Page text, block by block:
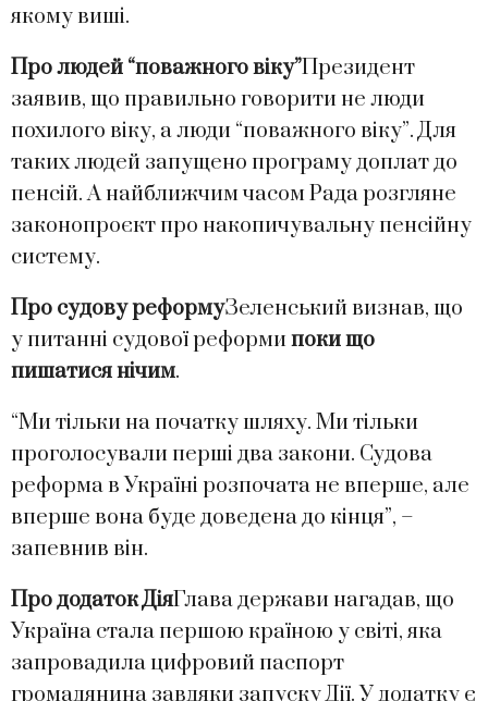
якому виші.
Про людей “поважного віку”Президент
заявив, що правильно говорити не люди
похилого віку, а люди “поважного віку”. Для
таких людей запущено програму доплат до
пенсій. А найближчим часом Рада розгляне
законопроєкт про накопичувальну пенсійну
систему.
Про судову реформуЗеленський визнав, що
у питанні судової реформи поки що
пишатися нічим.
“Ми тільки на початку шляху. Ми тільки
проголосували перші два закони. Судова
реформа в Україні розпочата не вперше, але
вперше вона буде доведена до кінця”, –
запевнив він.
Про додаток ДіяГлава держави нагадав, що
Україна стала першою країною у світі, яка
запровадила цифровий паспорт
громадянина завдяки запуску Дії. У додатку є